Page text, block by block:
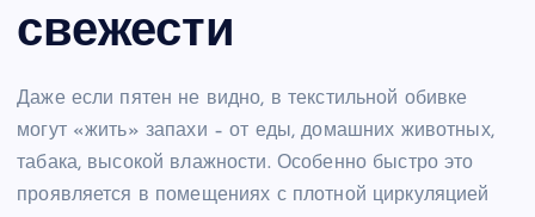
свежести
Даже если пятен не видно, в текстильной обивке
могут «жить» запахи – от еды, домашних животных,
табака, высокой влажности. Особенно быстро это
проявляется в помещениях с плотной циркуляцией